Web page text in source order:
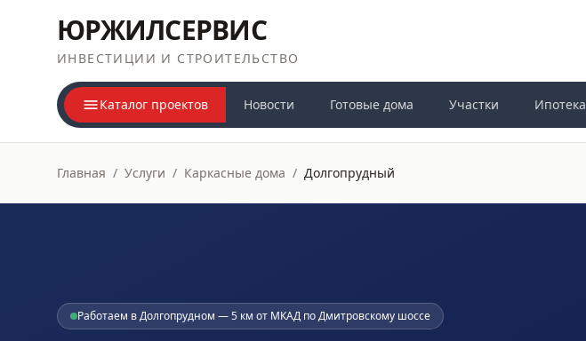
ЮРЖИЛСЕРВИС
ИНВЕСТИЦИИ И СТРОИТЕЛЬСТВО
Каталог проектов Новости Готовые дома Участки Ипотека
Главная / Услуги / Каркасные дома / Долгопрудный
Работаем в Долгопрудном — 5 км от МКАД по Дмитровскому шоссе